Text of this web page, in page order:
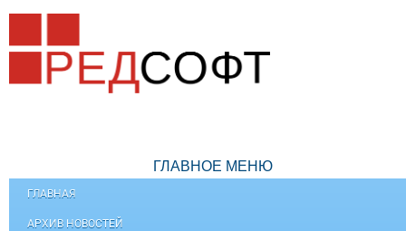
ГЛАВНОЕ МЕНЮ
ГЛАВНАЯ
АРХИВ НОВОСТЕЙ